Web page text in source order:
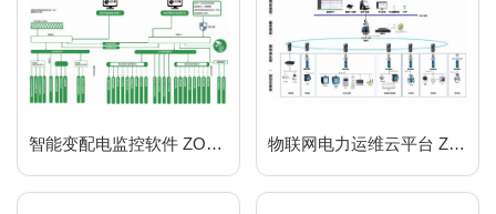
智能变配电监控软件 ZOER2000 物联网电力运维云平台 ZOER2000W